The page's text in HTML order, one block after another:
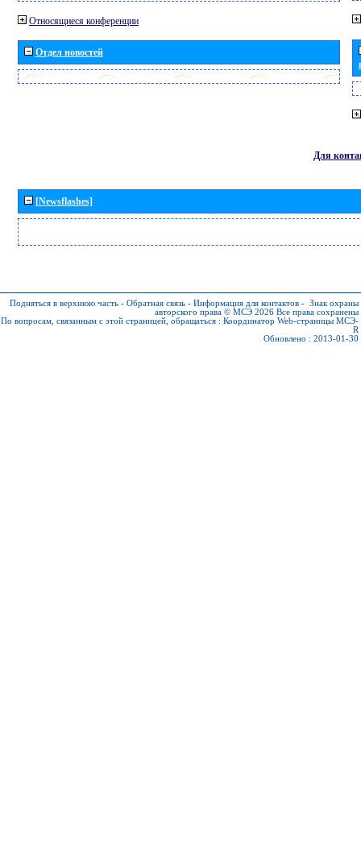
Относящиеся конференции
Отдел новостей
Для
[Newsflashes]
Подняться в верхнюю часть - Обратная связь - Информация для контактов - Знак охраны
авторского права © МСЭ 2026 Все права сохранены
По вопросам, связанным с этой страницей, обращаться : Координатор Web-страницы МСЭ-
R
Обновлено : 2013-01-30